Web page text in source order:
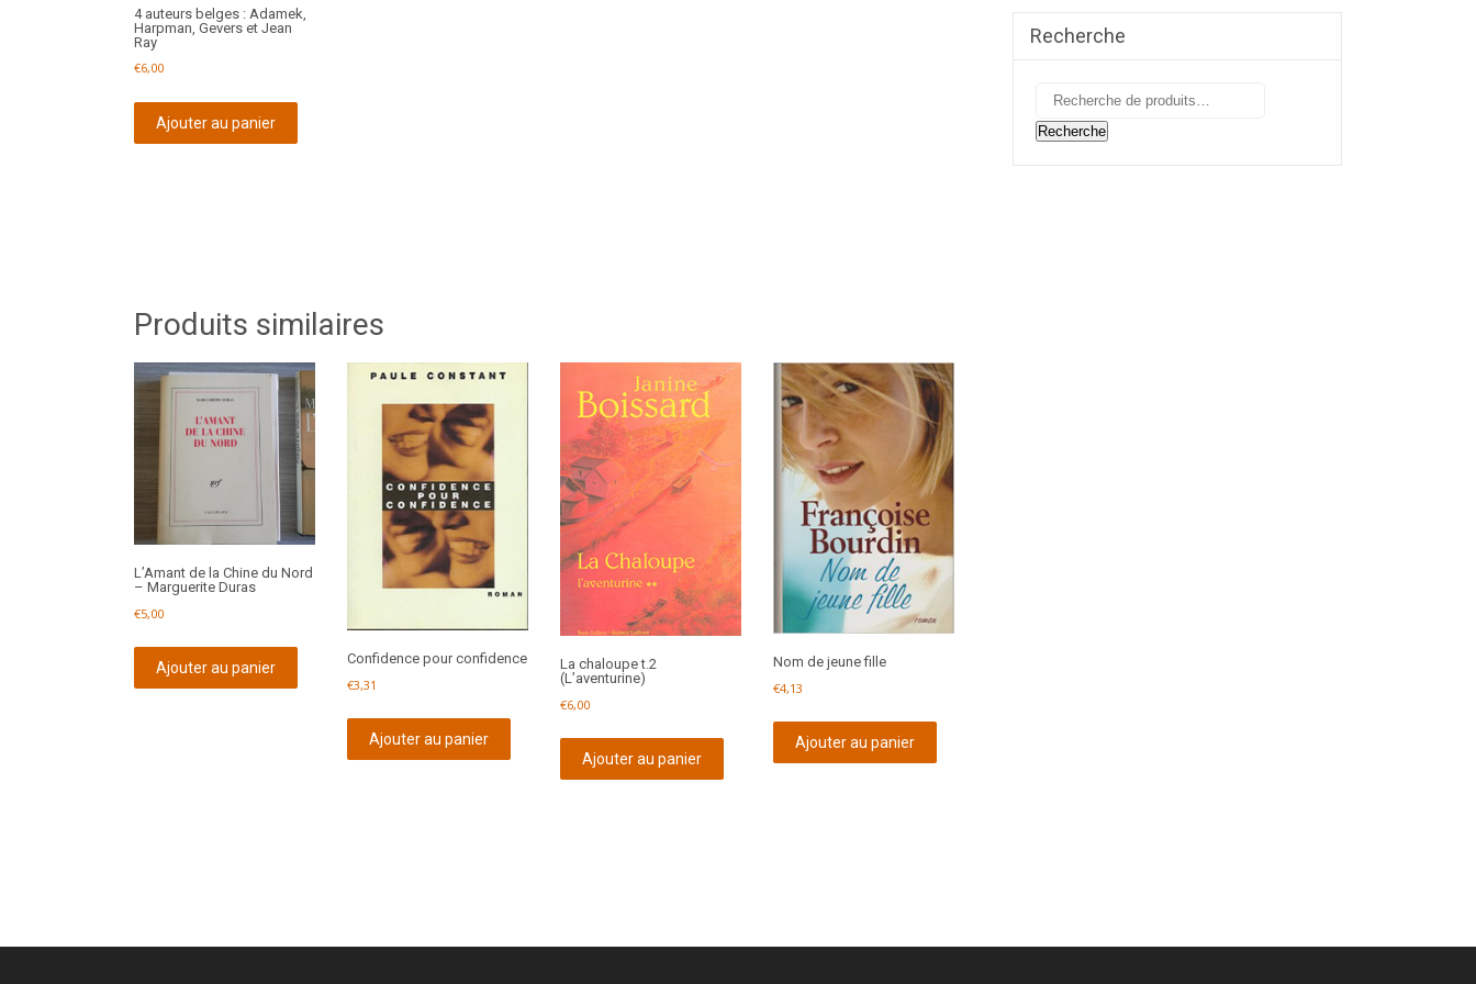
4 auteurs belges : Adamek,
Harpman, Gevers et Jean
Ray
€6,00
Ajouter au panier
Produits similaires
L’Amant de la Chine du Nord
– Marguerite Duras
€5,00
Ajouter au panier
Confidence pour confidence
€3,31
Ajouter au panier
La chaloupe t.2
(L’aventurine)
€6,00
Ajouter au panier
Nom de jeune fille
€4,13
Ajouter au panier
Recherche
Recherche
pour :
Recherche